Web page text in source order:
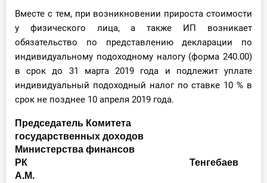
Вместе с тем, при возникновении прироста стоимости
у физического лица, а также ИП возникает
обязательство по представлению декларации по
индивидуальному подоходному налогу (форма 240.00)
в срок до 31 марта 2019 года и подлежит уплате
индивидуальный подоходный налог по ставке 10 % в
срок не позднее 10 апреля 2019 года.
Председатель Комитета
государственных доходов
Министерства финансов
РК Тенгебаев
А.М.